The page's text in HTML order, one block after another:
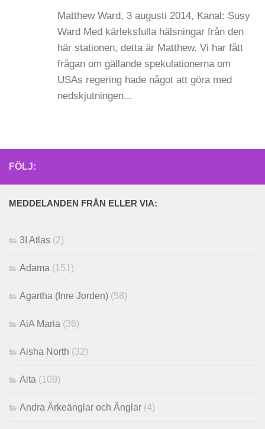
Matthew Ward, 3 augusti 2014, Kanal: Susy
Ward Med kärleksfulla hälsningar från den
här stationen, detta är Matthew. Vi har fått
frågan om gällande spekulationerna om
USAs regering hade något att göra med
nedskjutningen...
FÖLJ:
MEDDELANDEN FRÅN ELLER VIA:
3I Atlas (2)
Adama (151)
Agartha (Inre Jorden) (58)
AiA Maria (36)
Aisha North (32)
Aita (109)
Andra Ärkeänglar och Änglar (4)